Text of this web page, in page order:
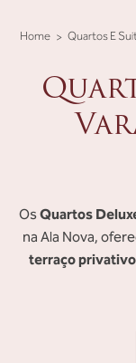
Home Quartos E
OsQuartos
na Ala Nova,
terraço privativo